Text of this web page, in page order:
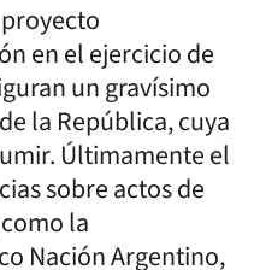
en el ejercicio de
un gravísimo
la República, cuya
Últimamente el
sobre actos de
la
Nación Argentino,